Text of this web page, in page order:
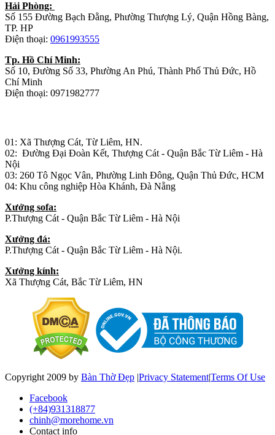
Hải Phòng:
Số 155 Đường Bạch Đằng, Phường Thượng Lý, Quận Hồng Bàng,
TP. HP
Điện thoại: 0961993555
Tp. Hồ Chí Minh:
Số 10, Đường Số 33, Phường An Phú, Thành Phố Thủ Đức, Hồ
Chí Minh
Điện thoại: 0971982777
01: Xã Thượng Cát, Từ Liêm, HN.
02: Đường Đại Đoàn Kết, Thượng Cát - Quận Bắc Từ Liêm - Hà
Nội
03: 260 Tô Ngọc Vân, Phường Linh Đông, Quận Thủ Đức, HCM
04: Khu công nghiệp Hòa Khánh, Đà Nẵng
Xưởng sofa:
P.Thượng Cát - Quận Bắc Từ Liêm - Hà Nội
Xưởng đá:
P.Thượng Cát - Quận Bắc Từ Liêm - Hà Nội.
Xưởng kính:
Xã Thượng Cát, Bắc Từ Liêm, HN
Copyright 2009 by Bàn Thờ Đẹp |Privacy Statement|Terms Of Use
Facebook
(+84)931318877
chinh@morehome.vn
Contact info